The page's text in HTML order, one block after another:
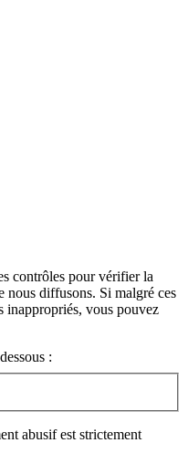
contrôles pour vérifier la
nous diffusons. Si malgré ces
inappropriés, vous pouvez
:
abusif est strictement